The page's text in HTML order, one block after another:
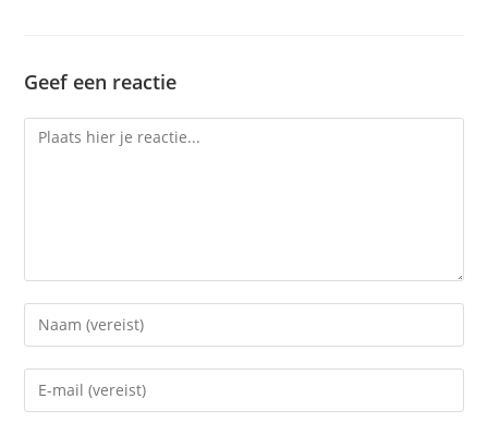
Geef een reactie
Reactie
Voer
je
naam
Voer
je